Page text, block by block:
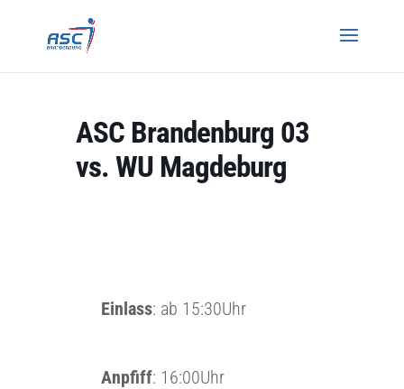
ASC Brandenburg 03
vs. WU Magdeburg
Einlass: ab 15:30Uhr
Anpfiff: 16:00Uhr